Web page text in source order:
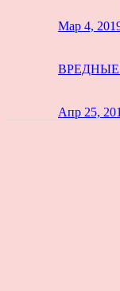
Мар 4,
Апр 25,